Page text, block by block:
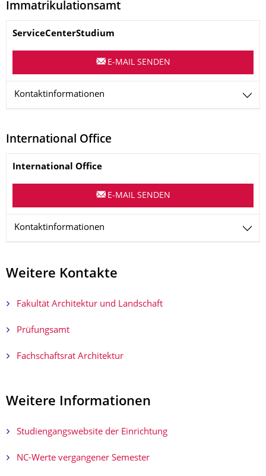
Immatrikulationsamt
Name
ServiceCenterStudium
E-MAIL SENDEN
Kontaktinformationen
International Office
Name
International Office
E-MAIL SENDEN
Kontaktinformationen
Weitere Kontakte
Fakultät Architektur und Landschaft
Prüfungsamt
Fachschaftsrat Architektur
Weitere Informationen
Studiengangswebsite der Einrichtung
NC-Werte vergangener Semester